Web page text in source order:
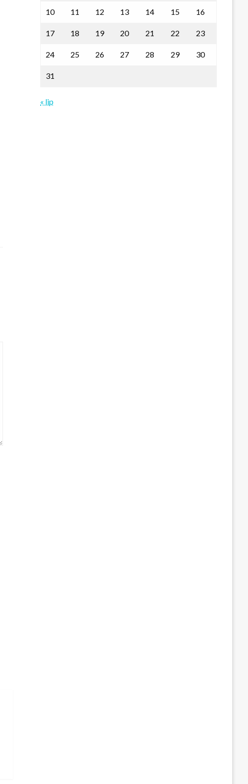
10 11 12 13 14 15 16
17 18 19 20 21 22 23
24 25 26 27 28 29 30
31
« lip